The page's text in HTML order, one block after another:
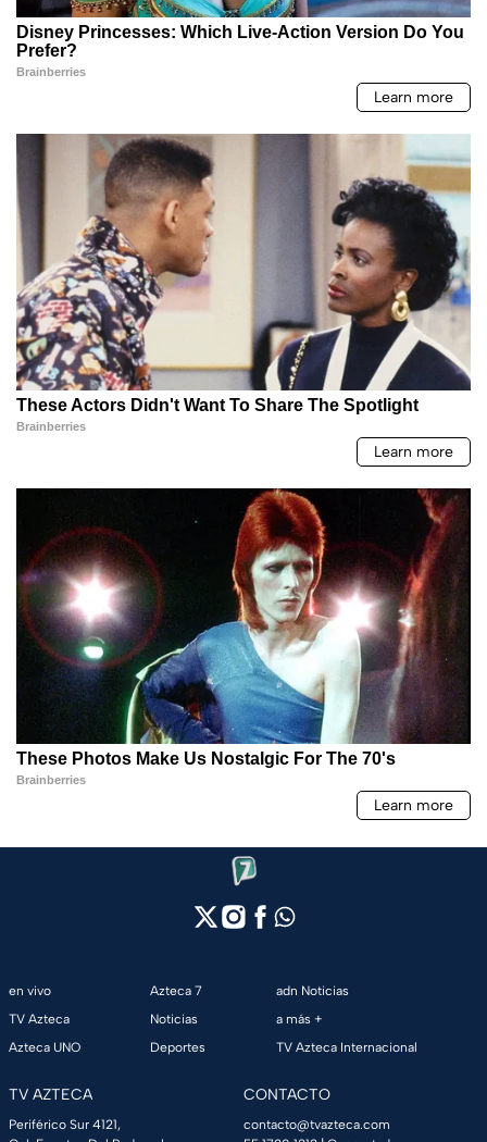
en vivo
TV Azteca
Azteca UNO
Azteca 7
Noticias
Deportes
adn Noticias
a más +
TV Azteca Internacional
TV AZTECA
Periférico Sur 4121,
CONTACTO
contacto@tvazteca.com